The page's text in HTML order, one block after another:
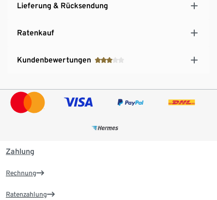
Lieferung & Rücksendung
Ratenkauf
Kundenbewertungen
Zahlung
Rechnung
Ratenzahlung